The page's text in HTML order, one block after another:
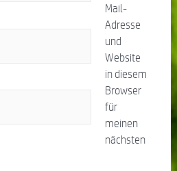
Mail-
Adresse
und
Website
in diesem
Browser
für
meinen
nächsten